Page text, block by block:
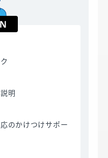
明
のかけつけサポー